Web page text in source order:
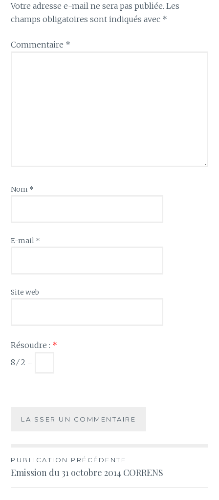
Votre adresse e-mail ne sera pas publiée. Les
champs obligatoires sont indiqués avec *
Commentaire *
Nom *
E-mail *
Site web
Résoudre : *
8 ⁄ 2 =
Navigation
de
PUBLICATION PRÉCÉDENTE
Emission du 31 octobre 2014 CORRENS